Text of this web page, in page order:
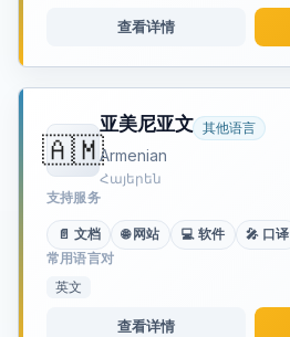
查看详情
🇦🇲
亚美尼亚文 其他语言
Armenian
Հայերեն
支持服务
📄 文档 🌐 网站 💻 软件 🎤 口译
常用语言对
英文
查看详情